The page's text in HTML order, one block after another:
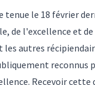
tenue le 18 février
de l'excellence et
autres
reconnus
Recevoir